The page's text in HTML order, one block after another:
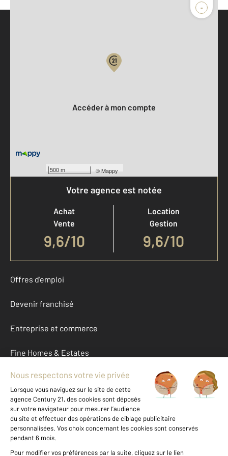
-
500 m ©Mappy
Accéder à mon compte
Votre agence est notée
Achat
Vente
9,6/10
Location
Gestion
9,6/10
Offres d'emploi
Devenir franchisé
Entreprise et commerce
Fine Homes & Estates
À propos
International
Nous contacter